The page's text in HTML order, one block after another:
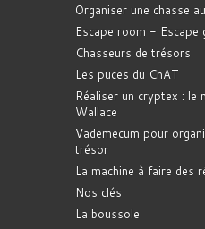
Organiser une chasse
Escape room - Escape
Chasseurs de trésors
Les puces du ChAT
Réaliser un cryptex : le
Wallace
Vademecum pour
trésor
La machine à faire des
Nos clés
La boussole